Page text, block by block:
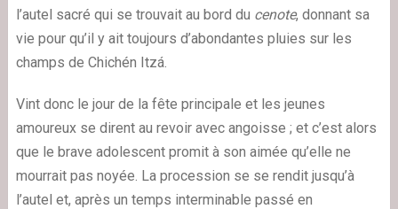
l’autel sacré qui se trouvait au bord du cenote, donnant sa
vie pour qu’il y ait toujours d’abondantes pluies sur les
champs de Chichén Itzá.
Vint donc le jour de la fête principale et les jeunes
amoureux se dirent au revoir avec angoisse ; et c’est alors
que le brave adolescent promit à son aimée qu’elle ne
mourrait pas noyée. La procession se se rendit jusqu’à
l’autel et, après un temps interminable passé en